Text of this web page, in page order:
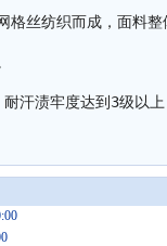
丝纺织而成，面料整
渍牢度达到3级以上